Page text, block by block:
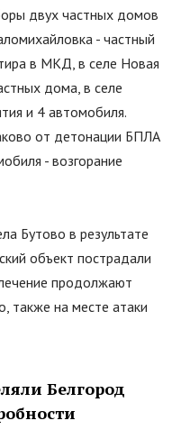
двух частных домов
- частный
в МКД, в селе Новая
дома, в селе
и 4 автомобиля.
от детонации БПЛА
- возгорание
Бутово в результате
объект пострадали
продолжают
также на месте атаки
Белгород